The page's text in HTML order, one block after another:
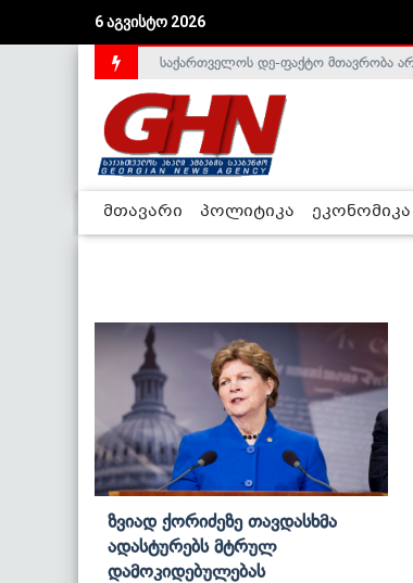
6 აგვისტო 2026
საქართველოს დე-ფაქტო მთავრობა
მთავარი პოლიტიკა ეკონომიკა
Ზვიად Ქორიძეზე Თავდასხმა
Ადასტურებს Მტრულ
Დამოკიდებულებას